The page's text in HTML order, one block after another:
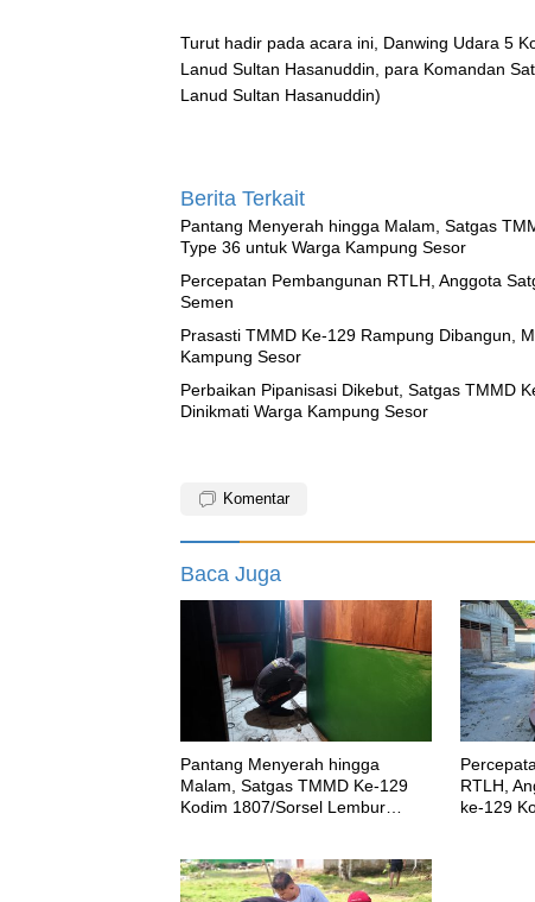
Turut hadir pada acara ini, Danwing Udara 5
Lanud Sultan Hasanuddin, para Komandan
Lanud Sultan Hasanuddin)
Berita Terkait
Pantang Menyerah hingga Malam, Satgas
Type 36 untuk Warga Kampung Sesor
Percepatan Pembangunan RTLH, Anggota
Semen
Prasasti TMMD Ke-129 Rampung Dibangun,
Kampung Sesor
Perbaikan Pipanisasi Dikebut, Satgas TMMD
Dinikmati Warga Kampung Sesor
Komentar
Baca Juga
Pantang Menyerah hingga
Malam, Satgas TMMD Ke-129
Kodim 1807/Sorsel Lembur
RTLH,
ke-129